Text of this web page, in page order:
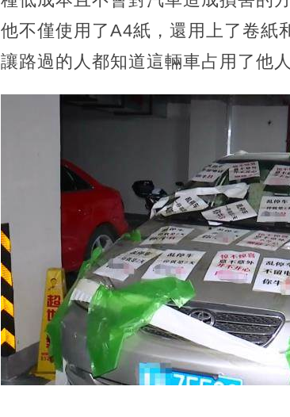
他不僅使用了A4紙，還用上了卷紙
讓路過的人都知道這輛車占用了他